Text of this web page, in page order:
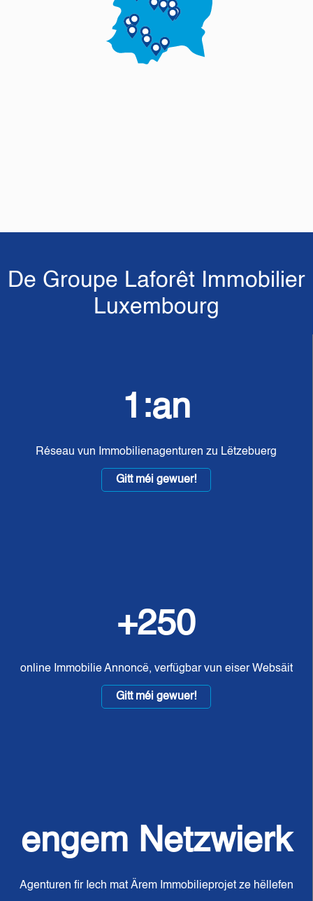
De Groupe Laforêt Immobilier
Luxembourg
1:an
Réseau vun Immobilienagenturen zu Lëtzebuerg
Gitt méi gewuer!
+250
online Immobilie Annoncë, verfügbar vun eiser Websäit
Gitt méi gewuer!
engem Netzwierk
Agenturen fir Iech mat Ärem Immobilieprojet ze hëllefen